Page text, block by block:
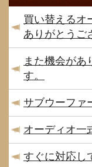
買い替えるオ
ありがとうご
また機会があ
す。
サブウーファ
オーディオ一
すぐに対応し